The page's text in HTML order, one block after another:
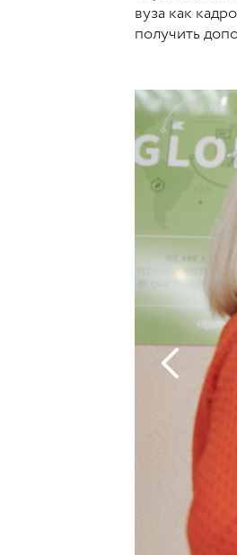
вуза как
получить